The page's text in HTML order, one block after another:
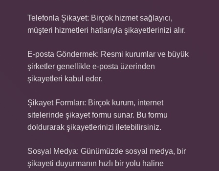
Telefonla Şikayet: Birçok hizmet sağlayıcı,
müşteri hizmetleri hatlarıyla şikayetlerinizi alır.
E-posta Göndermek: Resmi kurumlar ve büyük
şirketler genellikle e-posta üzerinden
şikayetleri kabul eder.
Şikayet Formları: Birçok kurum, internet
sitelerinde şikayet formu sunar. Bu formu
doldurarak şikayetlerinizi iletebilirsiniz.
Sosyal Medya: Günümüzde sosyal medya, bir
şikayeti duyurmanın hızlı bir yolu haline